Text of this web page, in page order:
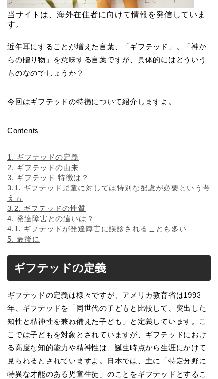
当サイトは、海外在住者に向けて情報を発信していま
す。
近年耳にすることが増えた言葉、「ギフテッド」。「神か
らの贈り物」を意味する言葉ですが、具体的にはどういう
ものなのでしょうか？
今回はギフテッドの特徴について紹介しますよ。
Contents
1. ギフテッドの定義
2. ギフテッドの由来
3. ギフテッド 特徴は？
3.1. ギフテッド児童に対しては特別な配慮が必要という考
えも
3.2. ギフテッドの性質
4. 発達障害との違いは？
4.1. ギフテッドが発達障害に誤診されることも多い
5. 最後に
ギフテッドの定義
ギフテッドの定義は様々ですが、アメリカ教育省は1993
年、ギフテッドを「同世代の子どもと比較して、突出した
知性と精神性を兼ね備えた子ども」と定義しています。こ
こでは子どもを対象とされていますが、ギフテッドにおけ
る高度な知的能力や精神性は、誕生時点から生涯にかけて
見られるとされていますよ。日本では、主に「特定分野に
特異な才能のある児童生徒」のことをギフテッドとするこ